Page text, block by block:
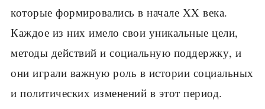
которые формировались в начале XX века.
Каждое из них имело свои уникальные цели,
методы действий и социальную поддержку, и
они играли важную роль в истории социальных
и политических изменений в этот период.